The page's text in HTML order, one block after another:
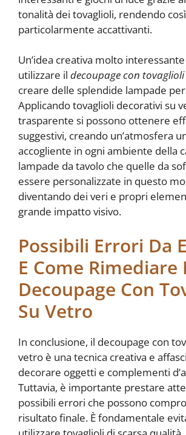
tonalità dei tovaglioli, rendendo
particolarmente accattivanti.
Un’idea creativa molto
utilizzare il decoupage con
creare delle splendide lampade
Applicando tovaglioli decorativi su
trasparente si possono ottenere
suggestivi, creando un’atmosfera
accogliente in ogni ambiente della
lampade da tavolo che quelle da
essere personalizzate in questo
diventando dei veri e propri
grande impatto visivo.
Possibili Errori Da
E Come Rimediare
Decoupage Con
Su Vetro
In conclusione, il decoupage con
vetro è una tecnica creativa e
decorare oggetti e complementi
Tuttavia, è importante prestare
possibili errori che possono
risultato finale. È fondamentale